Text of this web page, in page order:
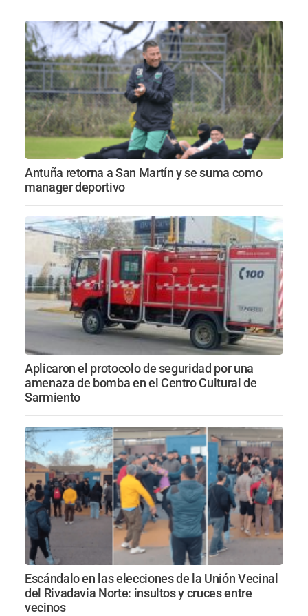
Antuña retorna a San Martín y se suma como
manager deportivo
Aplicaron el protocolo de seguridad por una
amenaza de bomba en el Centro Cultural de
Sarmiento
Escándalo en las elecciones de la Unión Vecinal
del Rivadavia Norte: insultos y cruces entre
vecinos